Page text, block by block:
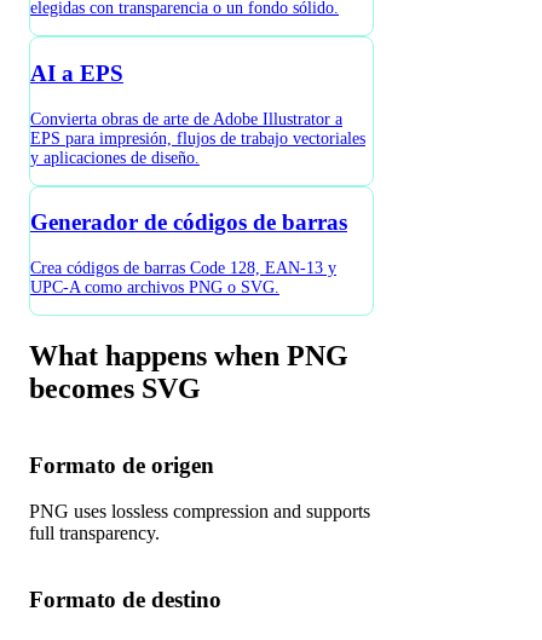
elegidas con transparencia o un fondo sólido.
AI a EPS
Convierta obras de arte de Adobe Illustrator a
EPS para impresión, flujos de trabajo vectoriales
y aplicaciones de diseño.
Generador de códigos de barras
Crea códigos de barras Code 128, EAN-13 y
UPC-A como archivos PNG o SVG.
What happens when PNG
becomes SVG
Formato de origen
PNG uses lossless compression and supports
full transparency.
Formato de destino